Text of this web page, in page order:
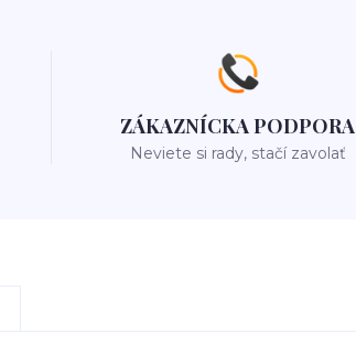
ZÁKAZNÍCKA PODPORA
Neviete si rady, stačí zavolať